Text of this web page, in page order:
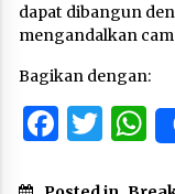
dapat dibangun
mengandalkan
Bagikan dengan: